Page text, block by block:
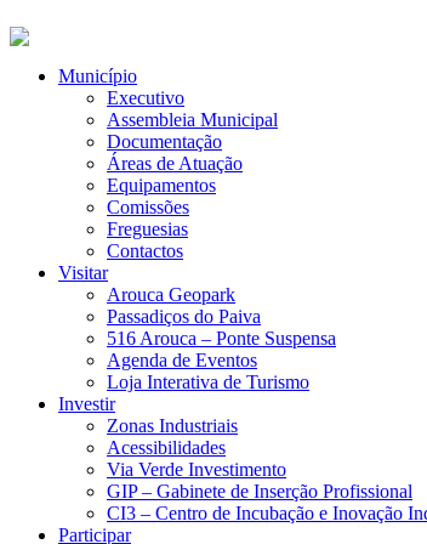
Município
Executivo
Assembleia Municipal
Documentação
Áreas de Atuação
Equipamentos
Comissões
Freguesias
Contactos
Visitar
Arouca Geopark
Passadiços do Paiva
516 Arouca – Ponte Suspensa
Agenda de Eventos
Loja Interativa de Turismo
Investir
Zonas Industriais
Acessibilidades
Via Verde Investimento
GIP – Gabinete de Inserção Profissional
CI3 – Centro de Incubação e Inovação
Participar